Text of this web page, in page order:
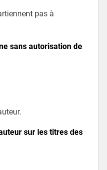
pas à
sans autorisation de
sur les titres des